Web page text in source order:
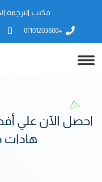
مكتب الترجمة
+01101203800
احصل الآن علي
هادات